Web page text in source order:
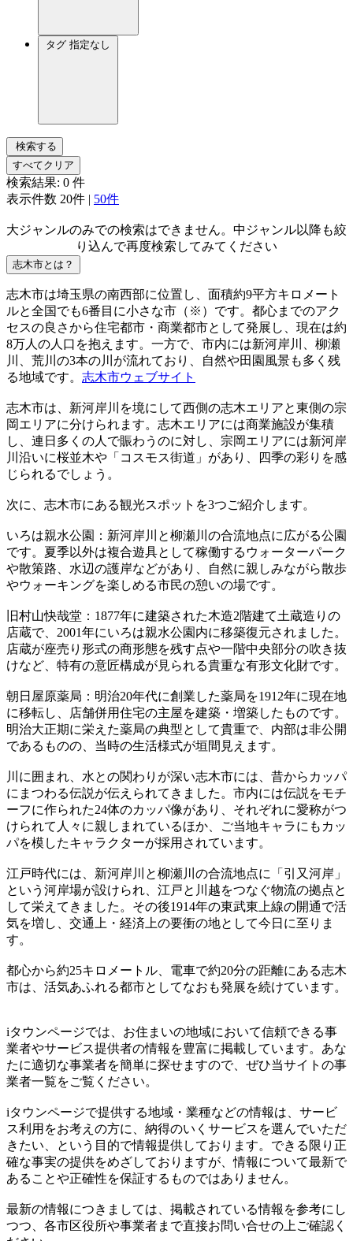
タグ 指定なし
検索する
すべてクリア
検索結果: 0 件
表示件数 20件 | 50件
大ジャンルのみでの検索はできません。中ジャンル以降も絞
り込んで再度検索してみてください
志木市とは？
志木市は埼玉県の南西部に位置し、面積約9平方キロメート
ルと全国でも6番目に小さな市（※）です。都心までのアク
セスの良さから住宅都市・商業都市として発展し、現在は約
8万人の人口を抱えます。一方で、市内には新河岸川、柳瀬
川、荒川の3本の川が流れており、自然や田園風景も多く残
る地域です。 志木市ウェブサイト
志木市は、新河岸川を境にして西側の志木エリアと東側の宗
岡エリアに分けられます。志木エリアには商業施設が集積
し、連日多くの人で賑わうのに対し、宗岡エリアには新河岸
川沿いに桜並木や「コスモス街道」があり、四季の彩りを感
じられるでしょう。
次に、志木市にある観光スポットを3つご紹介します。
いろは親水公園：新河岸川と柳瀬川の合流地点に広がる公園
です。夏季以外は複合遊具として稼働するウォーターパーク
や散策路、水辺の護岸などがあり、自然に親しみながら散歩
やウォーキングを楽しめる市民の憩いの場です。
旧村山快哉堂：1877年に建築された木造2階建て土蔵造りの
店蔵で、2001年にいろは親水公園内に移築復元されました。
店蔵が座売り形式の商形態を残す点や一階中央部分の吹き抜
けなど、特有の意匠構成が見られる貴重な有形文化財です。
朝日屋原薬局：明治20年代に創業した薬局を1912年に現在地
に移転し、店舗併用住宅の主屋を建築・増築したものです。
明治大正期に栄えた薬局の典型として貴重で、内部は非公開
であるものの、当時の生活様式が垣間見えます。
川に囲まれ、水との関わりが深い志木市には、昔からカッパ
にまつわる伝説が伝えられてきました。市内には伝説をモチ
ーフに作られた24体のカッパ像があり、それぞれに愛称がつ
けられて人々に親しまれているほか、ご当地キャラにもカッ
パを模したキャラクターが採用されています。
江戸時代には、新河岸川と柳瀬川の合流地点に「引又河岸」
という河岸場が設けられ、江戸と川越をつなぐ物流の拠点と
して栄えてきました。その後1914年の東武東上線の開通で活
気を増し、交通上・経済上の要衝の地として今日に至りま
す。
都心から約25キロメートル、電車で約20分の距離にある志木
市は、活気あふれる都市としてなおも発展を続けています。
iタウンページでは、お住まいの地域において信頼できる事
業者やサービス提供者の情報を豊富に掲載しています。あな
たに適切な事業者を簡単に探せますので、ぜひ当サイトの事
業者一覧をご覧ください。
iタウンページで提供する地域・業種などの情報は、サービ
ス利用をお考えの方に、納得のいくサービスを選んでいただ
きたい、という目的で情報提供しております。できる限り正
確な事実の提供をめざしておりますが、情報について最新で
あることや正確性を保証するものではありません。
最新の情報につきましては、掲載されている情報を参考にし
つつ、各市区役所や事業者まで直接お問い合せの上ご確認く